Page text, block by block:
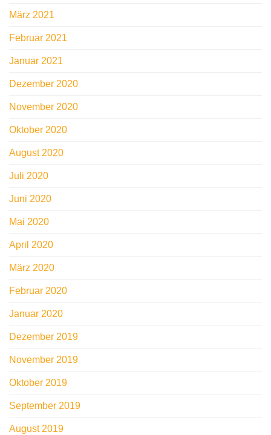
März 2021
Februar 2021
Januar 2021
Dezember 2020
November 2020
Oktober 2020
August 2020
Juli 2020
Juni 2020
Mai 2020
April 2020
März 2020
Februar 2020
Januar 2020
Dezember 2019
November 2019
Oktober 2019
September 2019
August 2019